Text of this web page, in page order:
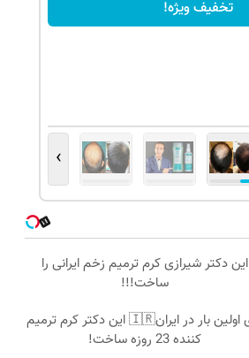
تخفیف ویژه!
›
این دکتر شیرازی کرم ترمیم زخم ایرانی را
ساخت!!!
برای اولین بار در ایران🇮🇷 این دکتر کرم ترمیم
کننده 23 روزه ساخت!